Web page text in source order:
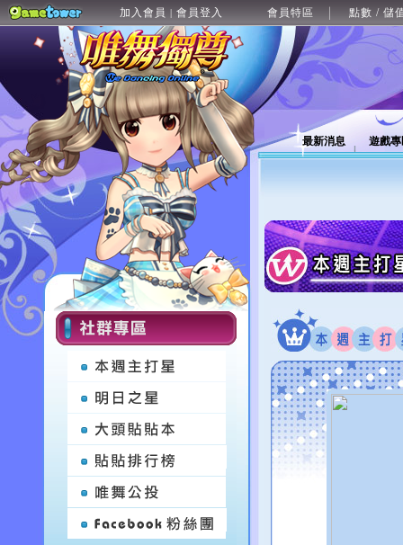
加入會員 | 會員登入 會員特區 點數 / 儲
最新消息 遊戲